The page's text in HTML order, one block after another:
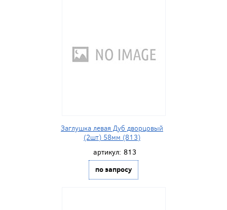
Заглушка левая Дуб дворцовый
(2шт) 58мм (813)
артикул: 813
по запросу